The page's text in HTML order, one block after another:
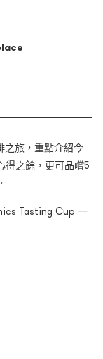
之旅，重點介紹今
得之餘，更可品嚐5
Tasting Cup 一